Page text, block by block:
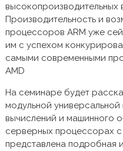
высокопроизводительных
Производительность и
процессоров ARM уже
им с успехом
самыми современными
AMD
На семинаре будет
модульной
вычислений и машинного
серверных процессорах с
представлена подробная